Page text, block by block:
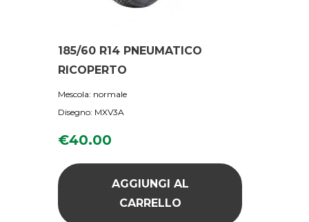
185/60 R14 PNEUMATICO
RICOPERTO
Mescola: normale
Disegno: MXV3A
€40.00
AGGIUNGI AL
CARRELLO